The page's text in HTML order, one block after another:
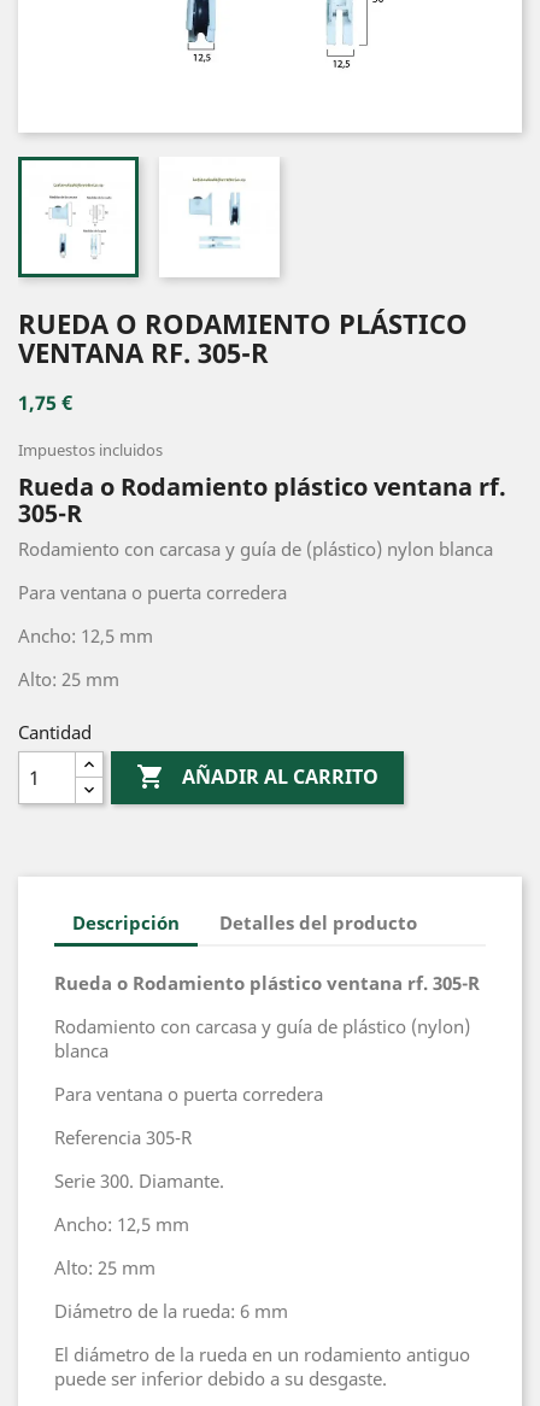
RUEDA O RODAMIENTO PLÁSTICO
VENTANA RF. 305-R
1,75 €
Impuestos incluidos
Rueda o Rodamiento plástico ventana rf.
305-R
Rodamiento con carcasa y guía de (plástico) nylon blanca
Para ventana o puerta corredera
Ancho: 12,5 mm
Alto: 25 mm
Cantidad
 AÑADIR AL CARRITO
Descripción Detalles del producto
Rueda o Rodamiento plástico ventana rf. 305-R
Rodamiento con carcasa y guía de plástico (nylon)
blanca
Para ventana o puerta corredera
Referencia 305-R
Serie 300. Diamante.
Ancho: 12,5 mm
Alto: 25 mm
Diámetro de la rueda: 6 mm
El diámetro de la rueda en un rodamiento antiguo
puede ser inferior debido a su desgaste.